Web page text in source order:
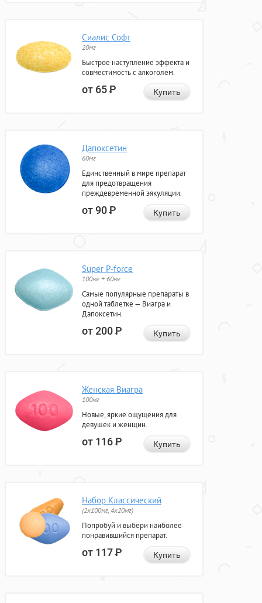
Сиалис Софт
20мг
Быстрое наступление эффекта и
совместимость с алкоголем.
от 65Р Купить
Дапоксетин
60мг
Единственный в мире препарат
для предотвращения
преждевременной эякуляции.
от 90Р Купить
Super P-force
100мг + 60мг
Самые популярные препараты в
одной таблетке — Виагра и
Дапоксетин.
от 200Р Купить
Женская Виагра
100мг
Новые, яркие ощущения для
девушек и женщин.
от 116Р Купить
Набор Классический
(2x100мг, 4x20мг)
Попробуй и выбери наиболее
понравившийся препарат.
от 117Р Купить